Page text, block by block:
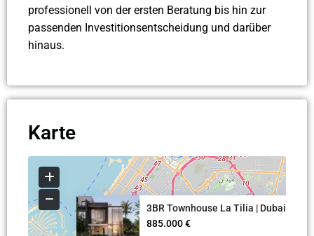
professionell von der ersten Beratung bis hin zur
passenden Investitionsentscheidung und darüber
hinaus.
Karte
3BR Townhouse La Tilia | Dubai
885.000 €